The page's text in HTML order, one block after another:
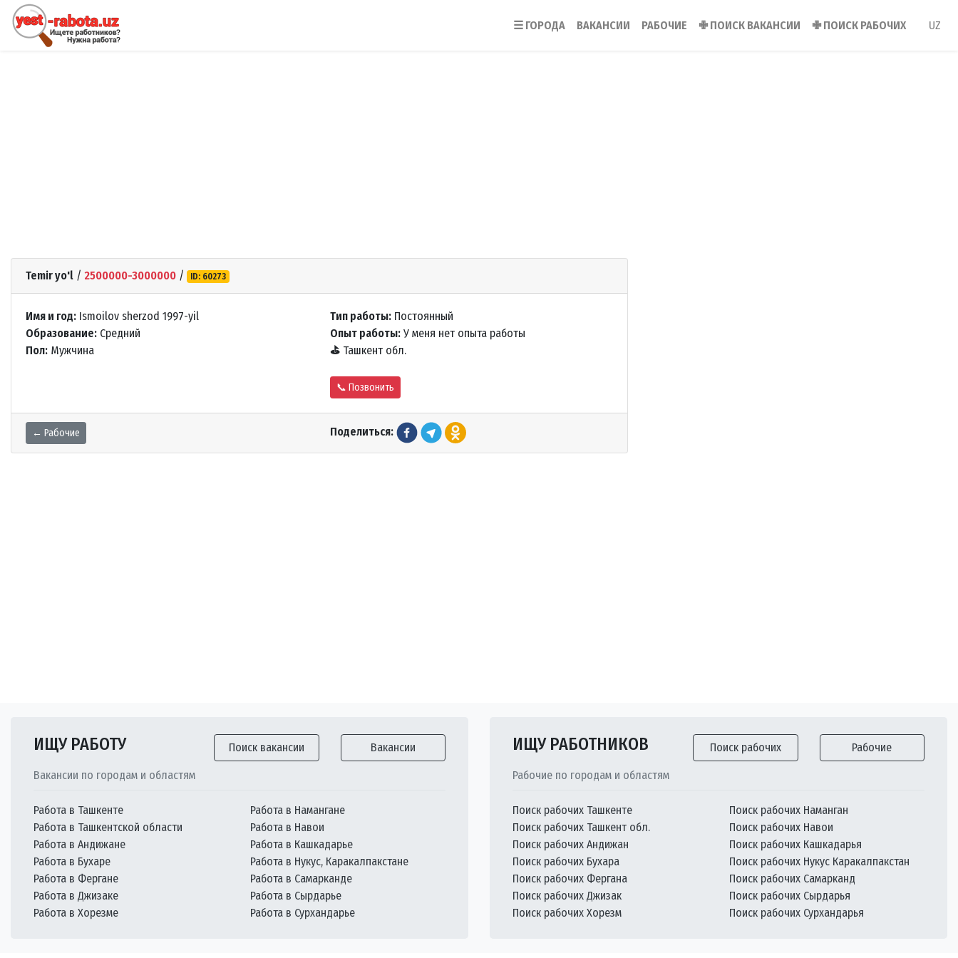
☰ ГОРОДА ВАКАНСИИ РАБОЧИЕ ✙ПОИСК ВАКАНСИИ ✙ПОИСК РАБОЧИХ UZ
Temir yo'l / 2500000-3000000 / ID: 60273
Имя и год: Ismoilov sherzod 1997-yil
Образование: Средний
Пол: Мужчина
Тип работы: Постоянный
Опыт работы: У меня нет опыта работы
⛳ Ташкент обл.
📞 Позвонить
← Рабочие Поделиться:
ИЩУ РАБОТУ Поиск вакансии Вакансии
Вакансии по городам и областям
Работа в Ташкенте
Работа в Ташкентской области
Работа в Андижане
Работа в Бухаре
Работа в Фергане
Работа в Джизаке
Работа в Хорезме
Работа в Намангане
Работа в Навои
Работа в Кашкадарье
Работа в Нукус, Каракалпакстане
Работа в Самарканде
Работа в Сырдарье
Работа в Сурхандарье
ИЩУ РАБОТНИКОВ Поиск рабочих Рабочие
Рабочие по городам и областям
Поиск рабочих Ташкенте
Поиск рабочих Ташкент обл.
Поиск рабочих Андижан
Поиск рабочих Бухара
Поиск рабочих Фергана
Поиск рабочих Джизак
Поиск рабочих Хорезм
Поиск рабочих Наманган
Поиск рабочих Навои
Поиск рабочих Кашкадарья
Поиск рабочих Нукус Каракалпакстан
Поиск рабочих Самарканд
Поиск рабочих Сырдарья
Поиск рабочих Сурхандарья